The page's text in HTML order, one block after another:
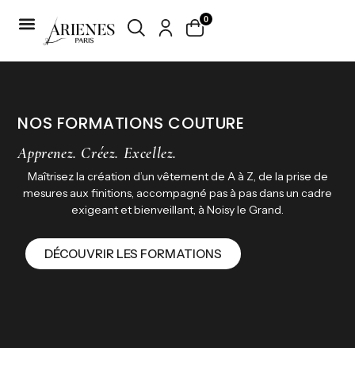
0
NOS FORMATIONS COUTURE
Apprenez. Créez. Excellez.
Maîtrisez la création d’un vêtement de A à Z, de la prise de
mesures aux finitions, accompagné pas à pas dans un cadre
exigeant et bienveillant, à Noisy le Grand.
DÉCOUVRIR LES FORMATIONS